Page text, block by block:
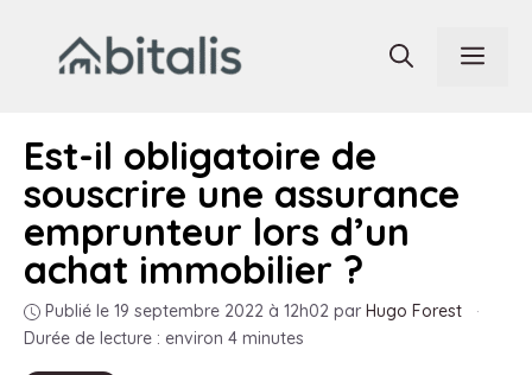
contenu
Est-il obligatoire de
souscrire une assurance
emprunteur lors d’un
achat immobilier ?
Publié le 19 septembre 2022 à 12h02 par Hugo Forest
·
Durée de lecture : environ 4 minutes